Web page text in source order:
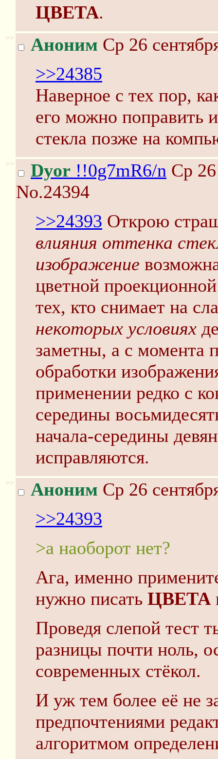
ЦВЕТА.
>> Аноним Ср 26
>>24385
Наверное с тех пор,
его можно поправить
стекла позже на
>> Dyor !!0g7mR6/n Ср
No.24394
>>24393 Открою
влияния оттенка
изображение
цветной
тех, кто снимает на
некоторых условиях
заметны, а с момента
обработки
применении редко с
середины
начала-середины
исправляются.
>> Аноним Ср 26
>>24393
>а наоборот нет?
Ага, именно
нужно писать ЦВЕТА
Проведя слепой тест
разницы почти ноль,
современных стёкол.
И уж тем более её не
предпочтениями
алгоритмом